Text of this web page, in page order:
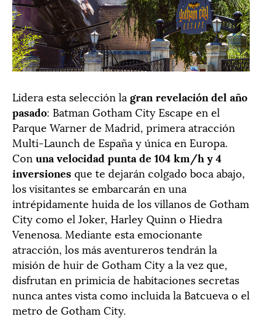
Lidera esta selección la gran revelación del año
pasado: Batman Gotham City Escape en el
Parque Warner de Madrid, primera atracción
Multi-Launch de España y única en Europa.
Con una velocidad punta de 104 km/h y 4
inversionesque te dejarán colgado boca abajo,
los visitantes se embarcarán en una
intrépidamente huida de los villanos de Gotham
City como el Joker, Harley Quinn o Hiedra
Venenosa. Mediante esta emocionante
atracción, los más aventureros tendrán la
misión de huir de Gotham City a la vez que,
disfrutan en primicia de habitaciones secretas
nunca antes vista como incluida la Batcueva o el
metro de Gotham City.